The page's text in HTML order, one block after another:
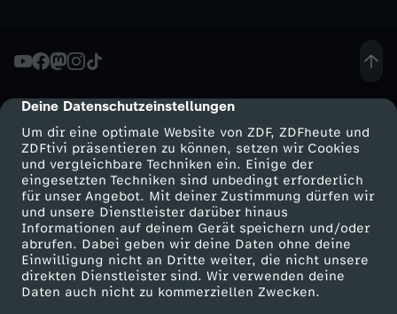
cmp-dialog-description
Deine Datenschutzeinstellungen
Um dir eine optimale Website von ZDF, ZDFheute und
ZDFtivi präsentieren zu können, setzen wir Cookies
und vergleichbare Techniken ein. Einige der
eingesetzten Techniken sind unbedingt erforderlich
für unser Angebot. Mit deiner Zustimmung dürfen wir
und unsere Dienstleister darüber hinaus
Informationen auf deinem Gerät speichern und/oder
abrufen. Dabei geben wir deine Daten ohne deine
Einwilligung nicht an Dritte weiter, die nicht unsere
direkten Dienstleister sind. Wir verwenden deine
Daten auch nicht zu kommerziellen Zwecken.
t
e
l
i
n
Mehr ZDF
ZDF-Apps
Smart TV
ZDFtext
Service
ZDFmitreden
Kontakt zum ZDF
Tickets